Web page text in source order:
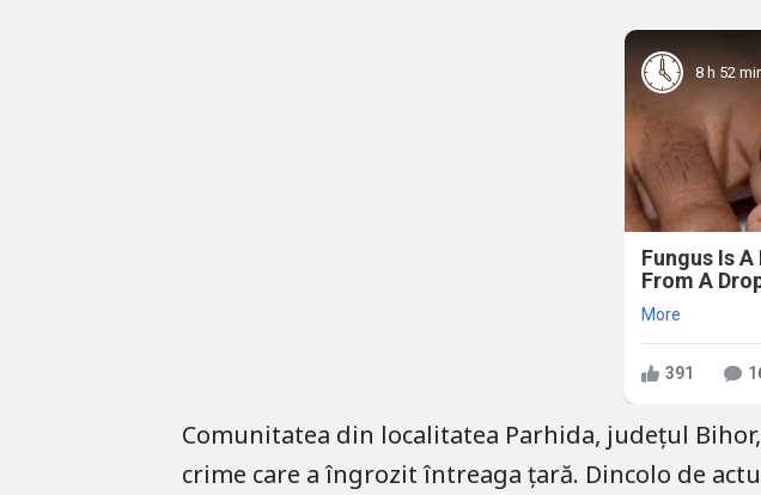
8 h 52
Fungus Is
From A
More
391
Comunitatea din localitatea Parhida, județul
crime care a îngrozit întreaga țară. Dincolo de